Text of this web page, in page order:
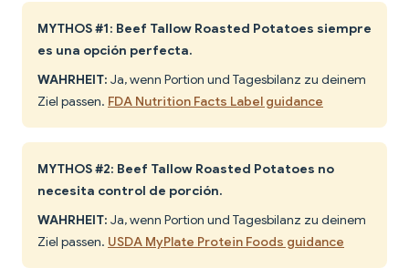
MYTHOS #1: Beef Tallow Roasted Potatoes siempre
es una opción perfecta.
WAHRHEIT: Ja, wenn Portion und Tagesbilanz zu deinem
Ziel passen. FDA Nutrition Facts Label guidance
MYTHOS #2: Beef Tallow Roasted Potatoes no
necesita control de porción.
WAHRHEIT: Ja, wenn Portion und Tagesbilanz zu deinem
Ziel passen. USDA MyPlate Protein Foods guidance